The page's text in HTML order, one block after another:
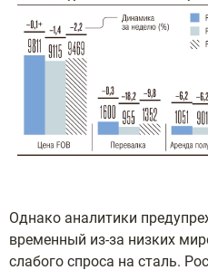
Однако аналитики
временный из-за низких
слабого спроса на сталь.